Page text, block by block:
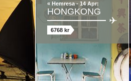
« Hemresa - 14 Apr:
HONGKONG
6768 kr